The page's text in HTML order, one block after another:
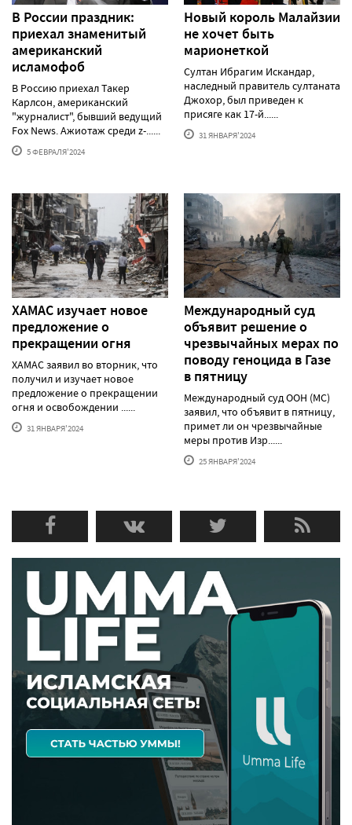
В России праздник:
приехал знаменитый
американский
исламофоб
В Россию приехал Такер
Карлсон, американский
"журналист", бывший ведущий
Fox News. Ажиотаж среди z-......
5 ФЕВРАЛЯ'2024
Новый король Малайзии
не хочет быть
марионеткой
Султан Ибрагим Искандар,
наследный правитель султаната
Джохор, был приведен к
присяге как 17-й......
31 ЯНВАРЯ'2024
ХАМАС изучает новое
предложение о
прекращении огня
ХАМАС заявил во вторник, что
получил и изучает новое
предложение о прекращении
огня и освобождении ......
31 ЯНВАРЯ'2024
Международный суд
объявит решение о
чрезвычайных мерах по
поводу геноцида в Газе
в пятницу
Международный суд ООН (МС)
заявил, что объявит в пятницу,
примет ли он чрезвычайные
меры против Изр......
25 ЯНВАРЯ'2024